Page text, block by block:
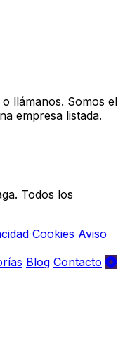
llámanos. Somos el
empresa listada.
Todos los
Cookies Aviso
Blog Contacto